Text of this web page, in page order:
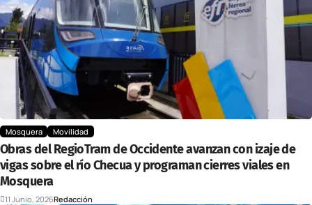
Mosquera Movilidad
Obras del RegioTram de Occidente avanzan con izaje de
vigas sobre el río Checua y programan cierres viales en
Mosquera
11 Junio, 2026Redacción